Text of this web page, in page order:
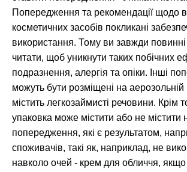
Попередження та рекомендації щодо
косметичних засобів покликані
використання. Тому ви завжди
читати, щоб уникнути таких побічних
подразнення, алергія та опіки. Інші
можуть бути розміщені на
містить легкозаймисті речовини. Крім
упаковка може містити або не містити
попередження, які є результатом,
споживачів, такі як, наприклад, не
навколо очей - крем для обличчя, якщо